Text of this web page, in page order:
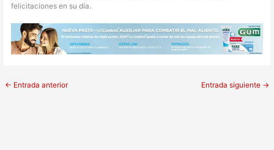
felicitaciones en su día.
← Entrada anterior Entrada siguiente →